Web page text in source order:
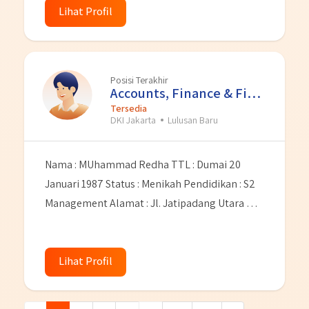
umum,berbahasa inggris. Dan sebelumnya
mempunya pengalaman kerja dari salah satu
perusahaan BUMN yaitu PT BANK RAKYAT
INDONESIA Tbk sebagai Pemagangn Briliant
Internship tahun 2020-2022.Saya juga
memiliki sebuah kutipan yang dijadikan sebgai
pedoman hidup yakni “JANGAN PERNAH
Lihat Profil
Posisi Terakhir
Accounts, Finance & Financial
Tersedia
DKI Jakarta
Lulusan Baru
Nama : MUhammad Redha TTL : Dumai 20
Januari 1987 Status : Menikah Pendidikan : S2
Management Alamat : Jl. Jatipadang Utara No.
Muhammad.redha1987@yahoo.com
memulai karir dari tahun 2012 pernah bekerja
Lihat Profil